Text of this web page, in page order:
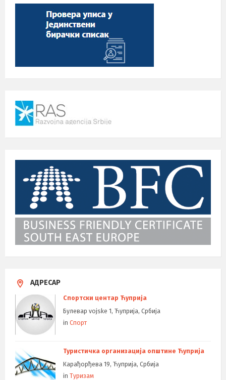
АДРЕСАР
Спортски центар Ћуприја
Булевар vojske 1, Ћуприја, Србија
in Спорт
Туристичка организација општине Ћуприја
Карађорђева 19, Ћуприја, Србија
in Туризам